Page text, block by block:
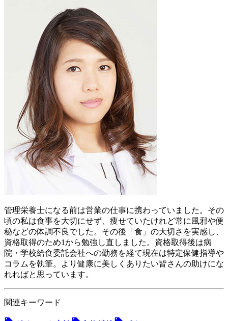
管理栄養士になる前は営業の仕事に携わっていました。その
頃の私は食事を大切にせず、痩せていたけれど常に風邪や便
秘などの体調不良でした。その後「食」の大切さを実感し、
資格取得のため1から勉強し直しました。資格取得後は病
院・学校給食委託会社への勤務を経て現在は特定保健指導や
コラムを執筆。より健康に美しくありたい皆さんの助けにな
れればと思っています。
関連キーワード